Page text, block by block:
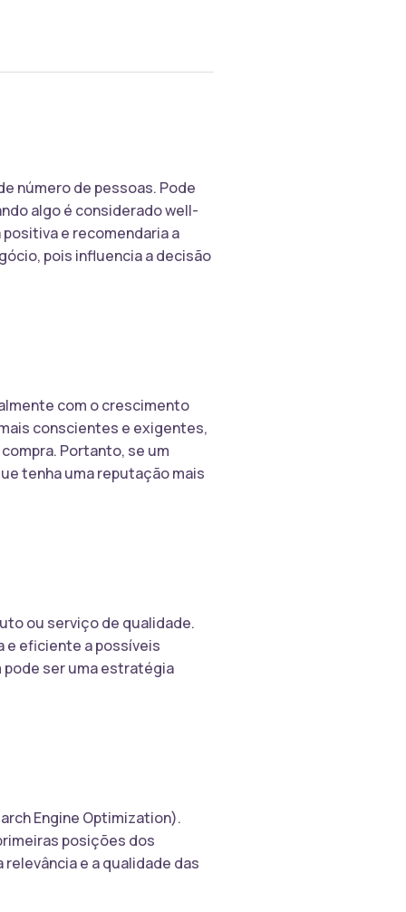
número de pessoas. Pode
algo é considerado well-
e recomendaria a
pois influencia a decisão
com o crescimento
conscientes e exigentes,
Portanto, se um
tenha uma reputação mais
ou serviço de qualidade.
e eficiente a possíveis
ser uma estratégia
Engine Optimization).
posições dos
e a qualidade das